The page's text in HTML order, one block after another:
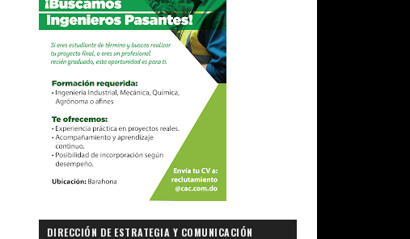
DIRECCIÓN DE ESTRATEGIA Y COMUNICACIÓN